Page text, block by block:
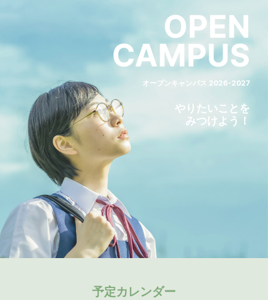
OPEN
CAMPUS
オープンキャンパス 2026-2027
やりたいことを
みつけよう！
予定カレンダー